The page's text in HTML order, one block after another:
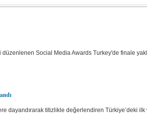
Social Media Awards Turkey'de finale
dayandıra­rak titizlikle değerlendiren Türkiye’deki